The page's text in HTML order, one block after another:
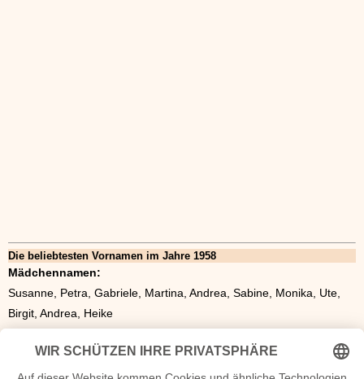
Die beliebtesten Vornamen im Jahre 1958
Mädchennamen:
Susanne, Petra, Gabriele, Martina, Andrea, Sabine, Monika, Ute,
Birgit, Andrea, Heike
Peter, Michael, Jürgen, Ralf, Klaus, Thomas, Andreas, Bernd,
Hans, Holger, Matthias, Jörg